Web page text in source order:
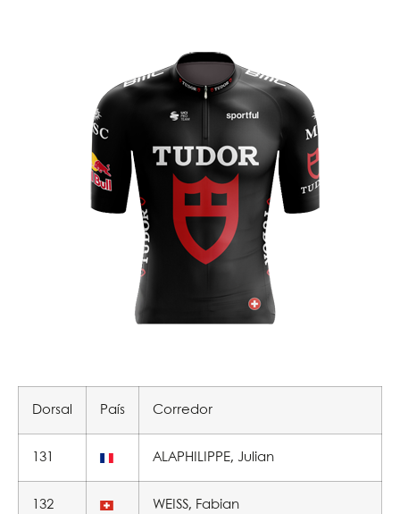
Dorsal País Corredor
131 ALAPHILIPPE, Julian
132 WEISS, Fabian